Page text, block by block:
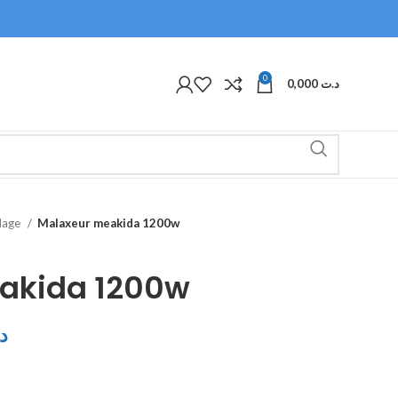
0 د.ت
Malaxeur meakida 1200w
1200w